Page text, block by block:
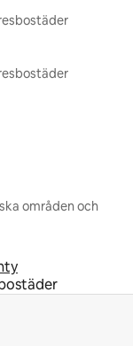
områden och